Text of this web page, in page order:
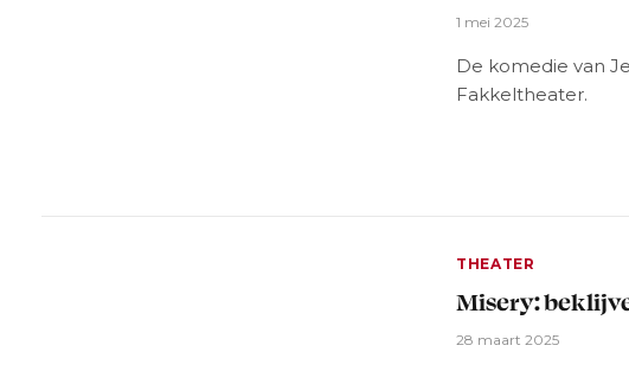
1 mei 2025
De komedie van
Fakkeltheater.
THEATER
Misery:
28 maart 2025